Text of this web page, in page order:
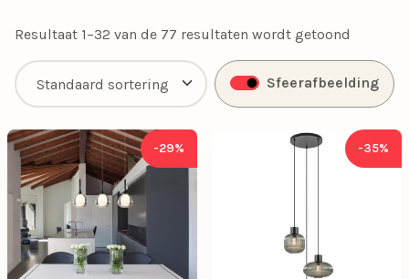
Resultaat 1–32 van de 77 resultaten wordt getoond
Sfeerafbeelding
-29% -35%